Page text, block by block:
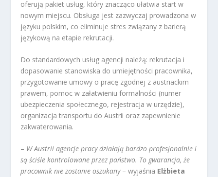
oferują pakiet usług, który znacząco ułatwia start w
nowym miejscu. Obsługa jest zazwyczaj prowadzona w
języku polskim, co eliminuje stres związany z barierą
językową na etapie rekrutacji.
Do standardowych usług agencji należą: rekrutacja i
dopasowanie stanowiska do umiejętności pracownika,
przygotowanie umowy o pracę zgodnej z austriackim
prawem, pomoc w załatwieniu formalności (numer
ubezpieczenia społecznego, rejestracja w urzędzie),
organizacja transportu do Austrii oraz zapewnienie
zakwaterowania.
– W Austrii agencje pracy działają bardzo profesjonalnie i
są ściśle kontrolowane przez państwo. To gwarancja, że
pracownik nie zostanie oszukany– wyjaśnia Elżbieta